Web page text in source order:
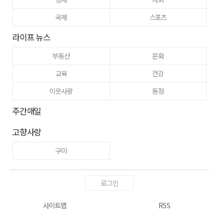
국제
스포츠
라이프 뉴스
부동산
문화
교육
건강
이웃사랑
동정
주간매일
고향사랑
구미
로그인
사이트맵 RSS